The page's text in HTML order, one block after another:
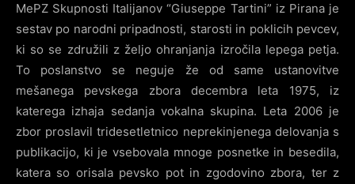
MePZ Skupnosti Italijanov “Giuseppe Tartini” iz Pirana je
sestav po narodni pripadnosti, starosti in poklicih pevcev,
ki so se združili z željo ohranjanja izročila lepega petja.
To poslanstvo se neguje že od same ustanovitve
mešanega pevskega zbora decembra leta 1975, iz
katerega izhaja sedanja vokalna skupina. Leta 2006 je
zbor proslavil tridesetletnico neprekinjenega delovanja s
publikacijo, ki je vsebovala mnoge posnetke in besedila,
katera so orisala pevsko pot in zgodovino zbora, ter z